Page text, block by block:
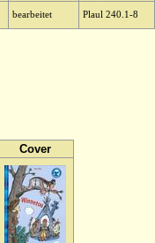
bearbeitet Plaul 240.1-8
Cover